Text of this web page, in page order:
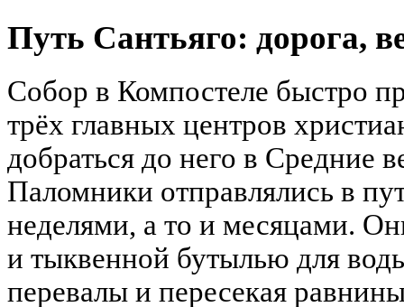
Путь Сантьяго: дорога,
Собор в Компостеле быстро
трёх главных центров
добраться до него в Средние
Паломники отправлялись в
неделями, а то и месяцами.
и тыквенной бутылью для
перевалы и пересекая